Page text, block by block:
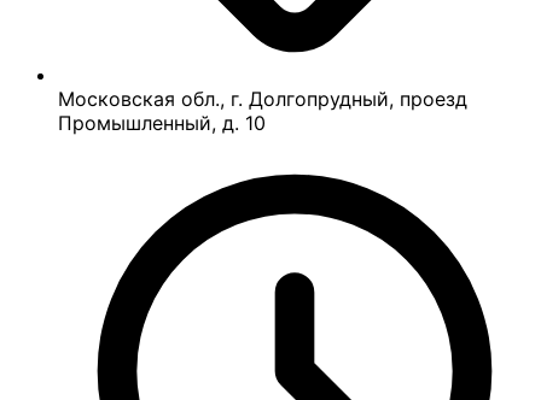
Московская обл., г. Долгопрудный, проезд
Промышленный, д. 10